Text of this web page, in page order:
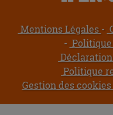
Mentions Légales
Politique
Gestion des cookies